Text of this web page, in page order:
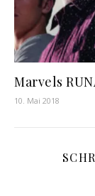
Marvels
10. Mai 2018